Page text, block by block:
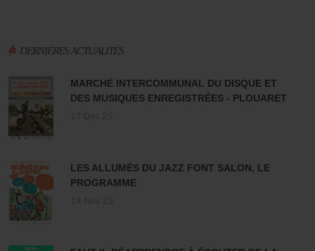
DERNIÈRES ACTUALITÉS
MARCHÉ INTERCOMMUNAL DU DISQUE ET
DES MUSIQUES ENREGISTRÉES - PLOUARET
LES ALLUMÉS DU JAZZ FONT SALON, LE
PROGRAMME